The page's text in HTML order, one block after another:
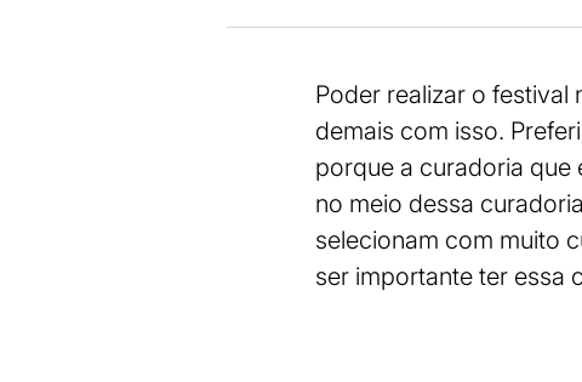
Poder realizar o festival
demais com isso.
porque a curadoria que
no meio dessa
selecionam com muito
ser importante ter essa